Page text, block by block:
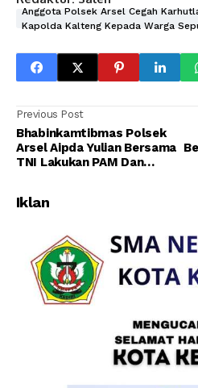
Anggota Polsek Arsel Cegah
Kapolda Kalteng Kepada Warga
Previous Post
Bhabinkamtibmas Polsek
Arsel Aipda Yulian Bersama
TNI Lakukan PAM Dan
Iklan